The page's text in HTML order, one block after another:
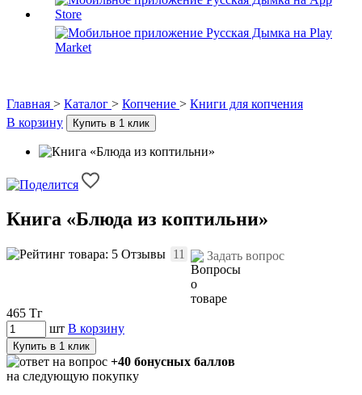
Главная > Каталог > Копчение > Книги для копчения
В корзину
Купить в 1 клик
Книга «Блюда из коптильни»
Отзывы 11 Задать вопрос
465 Тг
шт В корзину
Купить в 1 клик
+40 бонусных баллов
на следующую покупку